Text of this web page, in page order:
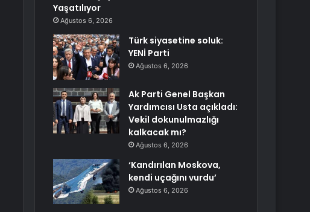
Yaşatılıyor
Ağustos 6, 2026
Türk siyasetine soluk:
YENİ Parti
Ağustos 6, 2026
Ak Parti Genel Başkan
Yardımcısı Usta açıkladı:
Vekil dokunulmazlığı
kalkacak mı?
Ağustos 6, 2026
‘Kandırılan Moskova,
kendi uçağını vurdu’
Ağustos 6, 2026